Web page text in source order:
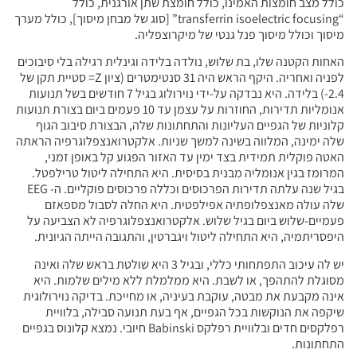
“transferrin isoelectric focusing” [סוג של מבחן מיסוך], כולל מערך
מיסוך וכולל מיסוך פנל גנטי של מיקרוצפליה.
האחות הקטנה שלו, בת שלוש, נולדה בלידה וגינלית רגילה בלי סיבוכים
לפניה ואחריה. היקף הראש היה 31 סנטימטרים (ציון Z= סטיית תקן של
2.4-) בלידה. היא נבדקה על-ידי נוירולוג בגיל 7 חודשים בשל תנועות
אנומליות תדירות, החוזרות על עצמן עד 10 פעמים ביום בצורת תנועות
קלוניות של הגפיים העליונות והתחתונות שלה, הבצורת סיבוב הגוף
שלה ימינה, המלווה בשינה למשך שניות. אלקטרואנצפלוגרפיה הראתה
האטה פוקלית תמידית בצד ימין עד האזור הפגוע קל באופן זמני,
המרומז בגין אנומליה מבנית בסיסית. היא התחילה ליטול טרילפטל.
בגיל שנה עלתה תדירות הפרכוסים וכללה פרכוסים פוקליים. ה- EEG
שלה עולה מאנצפלופתיה אפילפטית. היא החלה לסבול מספאזם
פעמיים-שלוש ביום בגיל שלוש. אלקטרואנצפלוגרפיה לא הצביעה על
היפסריתמיה, היא התחילה ליטול ויגברטין, והתגובה הייתה הגיונית.
יש לה עיכוב התפתחותי כללי, ובגיל 3 היא שולטת בראש שלה ואינה
מסוגלת להתהפך, או לשבת. היא ממלמלת ללא מילים שלמות. היא
אינה מקבעת את מבטה, עוקבת בעיניה, או מחייכת. בדיקה נוירולוגית
שיקפה את הנוקשות בכל הגפיים, אף בעת תנועה סבילה, בלוויית
רפלקסים חדים ובלוויית רפלקס Babinski חיובי. נמצא קלונוס בגפיים
התחתונות.